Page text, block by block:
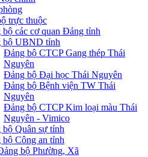
trực thuộc
các cơ quan Đảng tỉnh
bộ UBND tỉnh
Đảng bộ CTCP Gang thép Thái
Nguyên
Đảng bộ Đại học Thái Nguyên
Đảng bộ Bệnh viện TW Thái
Nguyên
Đảng bộ CTCP Kim loại màu Thái
Nguyên - Vimico
Quân sự tỉnh
Công an tỉnh
bộ Phường, Xã